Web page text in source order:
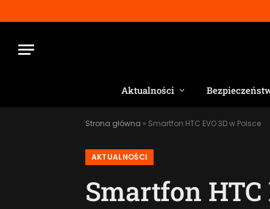
Aktualności
Strona główna » Smartfon HTC EVO 3D w Polsce
AKTUALNOŚCI
Smartfon HTC